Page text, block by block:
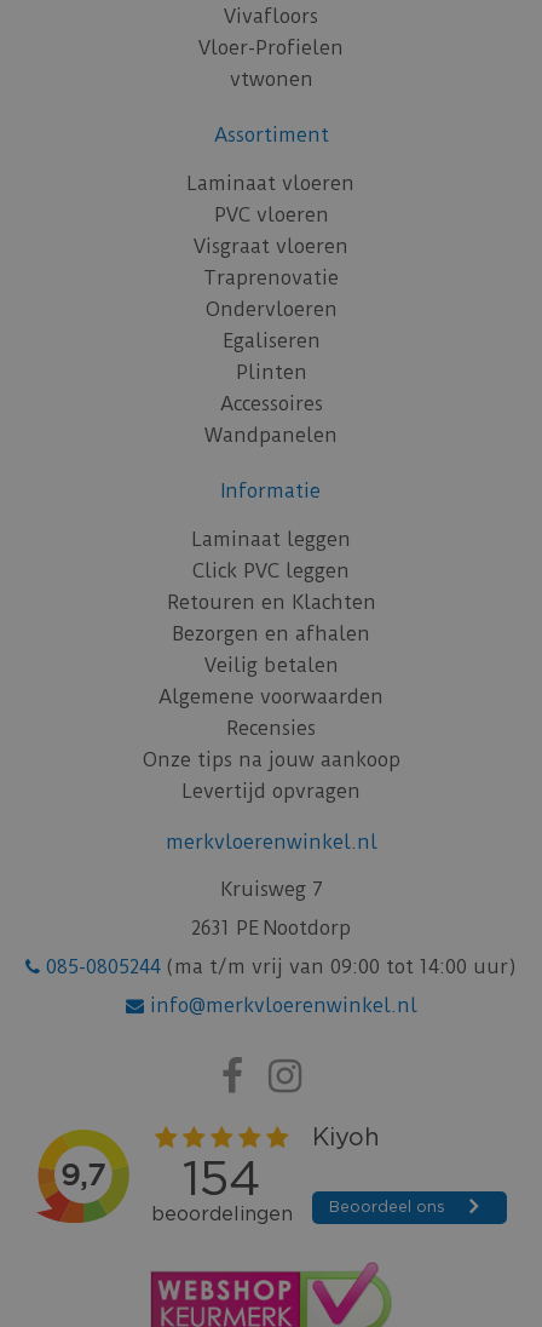
Vivafloors
Vloer-Profielen
vtwonen
Assortiment
Laminaat vloeren
PVC vloeren
Visgraat vloeren
Traprenovatie
Ondervloeren
Egaliseren
Plinten
Accessoires
Wandpanelen
Informatie
Laminaat leggen
Click PVC leggen
Retouren en Klachten
Bezorgen en afhalen
Veilig betalen
Algemene voorwaarden
Recensies
Onze tips na jouw aankoop
Levertijd opvragen
merkvloerenwinkel.nl
Kruisweg 7
2631 PE Nootdorp
085-0805244 (ma t/m vrij van 09:00 tot 14:00 uur)
info@merkvloerenwinkel.nl